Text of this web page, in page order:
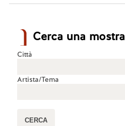
Cerca una mostra
Città
Artista/Tema